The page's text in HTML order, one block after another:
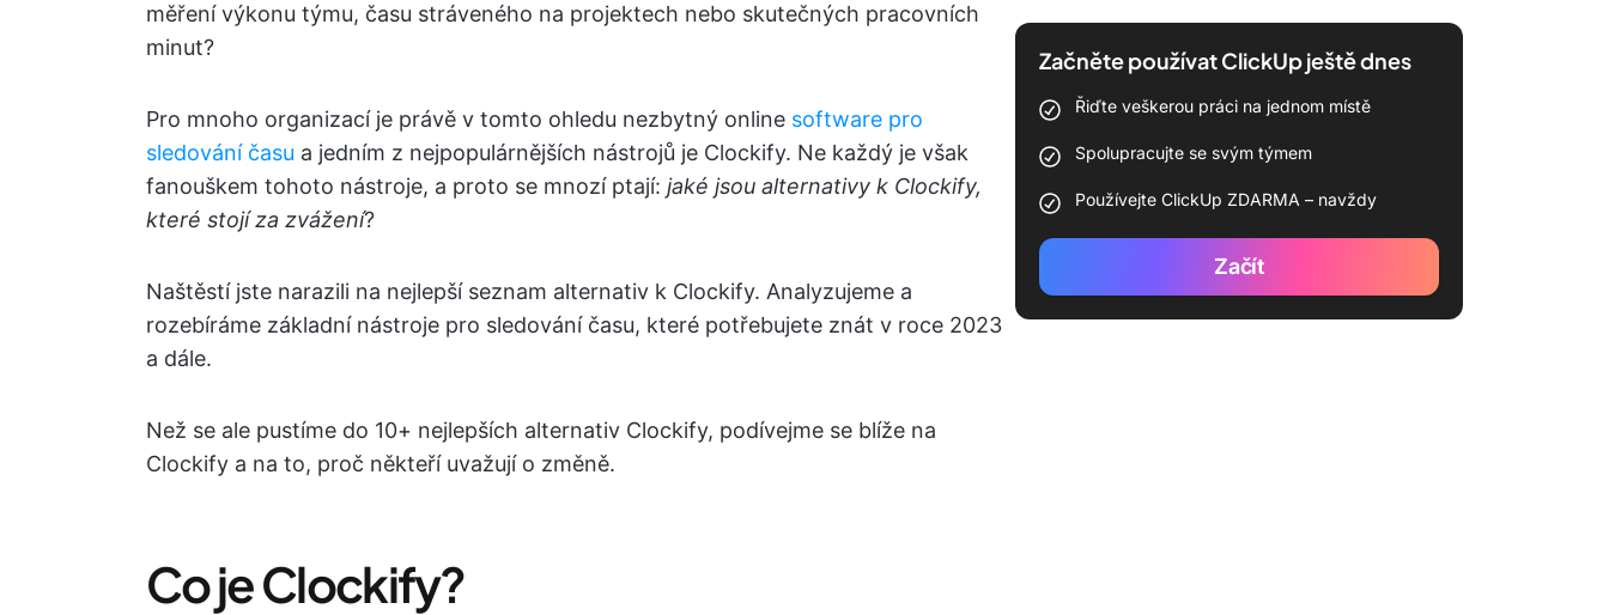
měření výkonu týmu, času stráveného na projektech nebo skutečných pracovních
minut?
Pro mnoho organizací je právě v tomto ohledu nezbytný online software pro
sledování času a jedním z nejpopulárnějších nástrojů je Clockify. Ne každý je však
fanouškem tohoto nástroje, a proto se mnozí ptají: jaké jsou alternativy k Clockify,
které stojí za zvážení?
Naštěstí jste narazili na nejlepší seznam alternativ k Clockify. Analyzujeme a
rozebíráme základní nástroje pro sledování času, které potřebujete znát v roce 2023
a dále.
Než se ale pustíme do 10+ nejlepších alternativ Clockify, podívejme se blíže na
Clockify a na to, proč někteří uvažují o změně.
Co je Clockify?
Začněte používat ClickUp ještě dnes
Řiďte veškerou práci na jednom místě
Spolupracujte se svým týmem
Používejte ClickUp ZDARMA – navždy
Začít